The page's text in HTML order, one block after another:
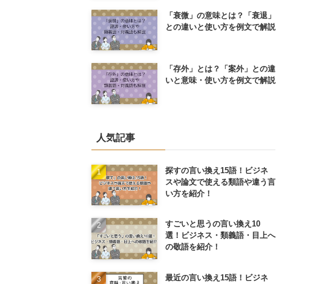
「衰微」の意味とは？「衰退」
との違いと使い方を例文で解説
「存外」とは？「案外」との違
いと意味・使い方を例文で解説
人気記事
探すの言い換え15語！ビジネ
スや論文で使える類語や違う言
い方を紹介！
すごいと思うの言い換え10
選！ビジネス・類義語・目上へ
の敬語を紹介！
最近の言い換え15語！ビジネ